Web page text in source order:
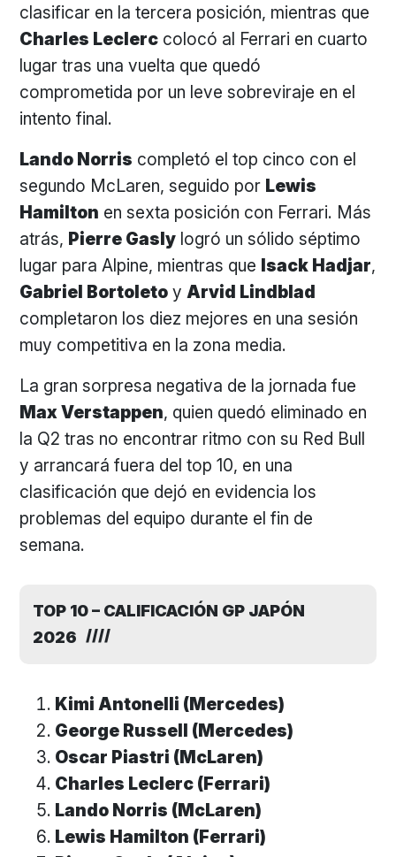
clasificar en la tercera posición, mientras que
Charles Leclerc colocó al Ferrari en cuarto
lugar tras una vuelta que quedó
comprometida por un leve sobreviraje en el
intento final.
Lando Norris completó el top cinco con el
segundo McLaren, seguido por Lewis
Hamilton en sexta posición con Ferrari. Más
atrás, Pierre Gasly logró un sólido séptimo
lugar para Alpine, mientras que Isack Hadjar,
Gabriel Bortoleto yArvid Lindblad
completaron los diez mejores en una sesión
muy competitiva en la zona media.
La gran sorpresa negativa de la jornada fue
Max Verstappen, quien quedó eliminado en
la Q2 tras no encontrar ritmo con su Red Bull
y arrancará fuera del top 10, en una
clasificación que dejó en evidencia los
problemas del equipo durante el fin de
semana.
TOP 10 – CALIFICACIÓN GP JAPÓN
2026
Kimi Antonelli (Mercedes)
George Russell (Mercedes)
Oscar Piastri (McLaren)
Charles Leclerc (Ferrari)
Lando Norris (McLaren)
Lewis Hamilton (Ferrari)